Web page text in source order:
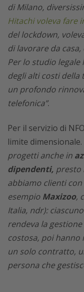
di Milano,
Hitachi voleva fare
del lockdown,
di lavorare da
Per lo studio legale
degli alti costi
un profondo
telefonica”.
Per il servizio di
limite dimensionale.
progetti anche in
dipendenti, presto
abbiamo clienti
esempio Maxizoo,
Italia, ndr):
rendeva la
costosa, poi
un solo contratto,
persona che